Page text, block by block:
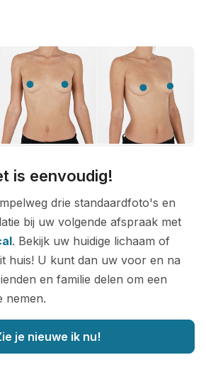
is eenvoudig!
drie standaardfoto's en
bij uw volgende afspraak met
. Bekijk uw huidige lichaam of
huis! U kunt dan uw voor en na
en familie delen om een
nemen.
je nieuwe ik nu!